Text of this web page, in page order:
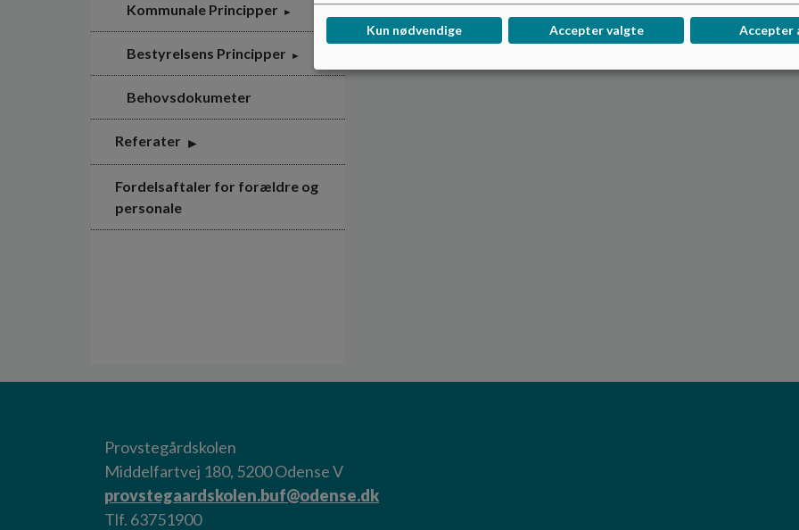
Kommunale Principper
Bestyrelsens Principper
Behovsdokumeter
Referater
Fordelsaftaler for forældre og
personale
Provstegårdskolen
Middelfartvej 180, 5200 Odense V
provstegaardskolen.buf@odense.dk
Tlf. 63751900
Kun nødvendige Accepter valgte Accepter